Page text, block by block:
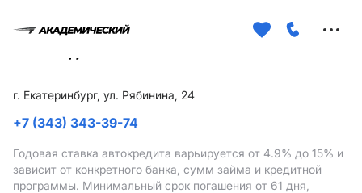
г. Екатеринбург, ул. Рябинина, 24
+7 (343) 343-39-74
Годовая ставка автокредита варьируется от 4.9% до 15% и
зависит от конкретного банка, сумм займа и кредитной
программы. Минимальный срок погашения от 61 дня,